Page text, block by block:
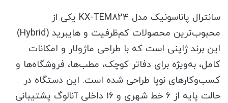
سانترال پاناسونیک مدل KX-TEM824 یکی از
محبوب‌ترین محصولات کم‌ظرفیت و هایبرید (Hybrid)
این برند ژاپنی است که با طراحی ماژولار و امکانات
کامل، به‌ویژه برای دفاتر کوچک، مطب‌ها، فروشگاه‌ها و
کسب‌وکارهای نوپا طراحی شده است. این دستگاه در
حالت پایه از ۶ خط شهری و ۱۶ داخلی آنالوگ پشتیبانی